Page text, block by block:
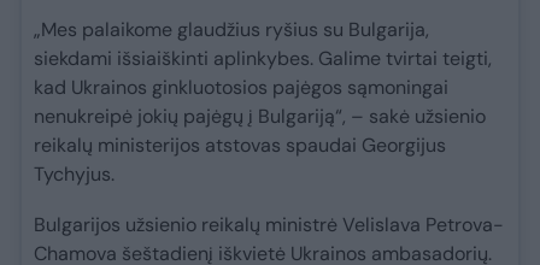
„Mes palaikome glaudžius ryšius su Bulgarija,
siekdami išsiaiškinti aplinkybes. Galime tvirtai teigti,
kad Ukrainos ginkluotosios pajėgos sąmoningai
nenukreipė jokių pajėgų į Bulgariją“, – sakė užsienio
reikalų ministerijos atstovas spaudai Georgijus
Tychyjus.
Bulgarijos užsienio reikalų ministrė Velislava Petrova-
Chamova šeštadienį iškvietė Ukrainos ambasadorių.